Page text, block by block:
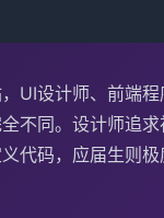
UI设计师、前端
不同。设计师追
代码，应届生则